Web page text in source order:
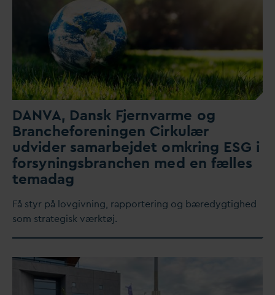
DANVA, Dansk Fjernvarme og
Brancheforeningen Cirkulær
udvider samarbejdet omkring ESG i
forsyningsbranchen med en fælles
temadag
Få styr på lovgivning, rapportering og bæredygtighed
som strategisk værktøj.